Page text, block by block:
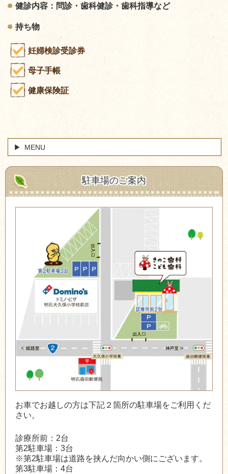
健診内容：問診・歯科健診・歯科指導など
持ち物
妊婦検診受診券
母子手帳
健康保険証
MENU
駐車場のご案内
お車でお越しの方は下記２箇所の駐車場をご利用くだ
さい。
診療所前：2台
第2駐車場：3台
※第2駐車場は道路を挟んだ向かい側にございます。
第3駐車場：4台